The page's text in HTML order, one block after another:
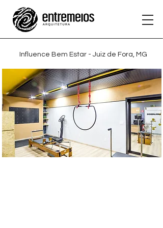
Influence Bem Estar - Juiz de Fora, MG